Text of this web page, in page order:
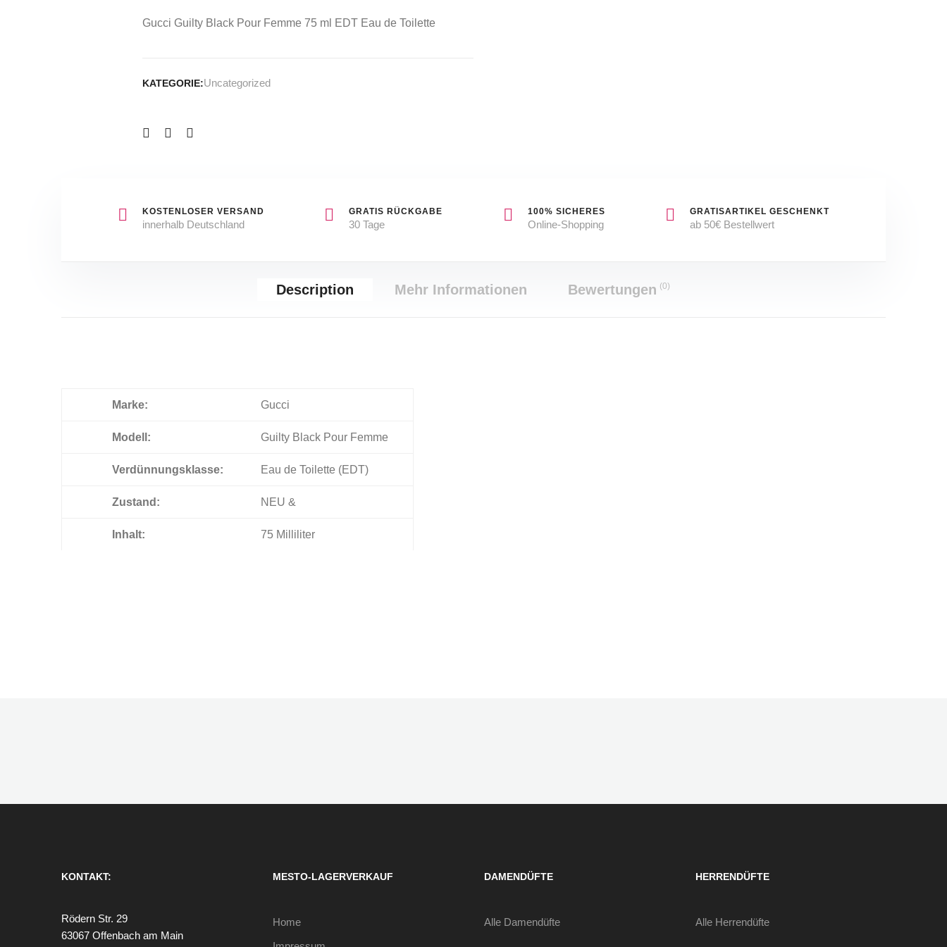
Gucci Guilty Black Pour Femme 75 ml EDT Eau de Toilette
KATEGORIE:Uncategorized
KOSTENLOSER VERSAND
innerhalb Deutschland
GRATIS RÜCKGABE
30 Tage
100% SICHERES
Online-Shopping
GRATISARTIKEL GESCHENKT
ab 50€ Bestellwert
Description Mehr Informationen Bewertungen(0)
Marke: Gucci
Modell: Guilty Black Pour Femme
Verdünnungsklasse: Eau de Toilette (EDT)
Zustand: NEU &
Inhalt: 75 Milliliter
KONTAKT:
Rödern Str. 29
63067 Offenbach am Main
MESTO-LAGERVERKAUF
Home
DAMENDÜFTE
Alle Damendüfte
HERRENDÜFTE
Alle Herrendüfte